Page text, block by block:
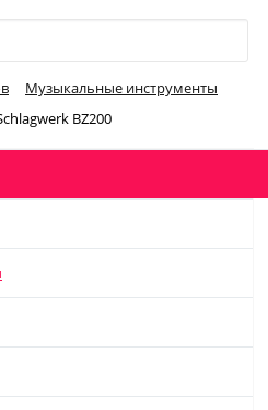
Музыкальные инструменты
BZ200